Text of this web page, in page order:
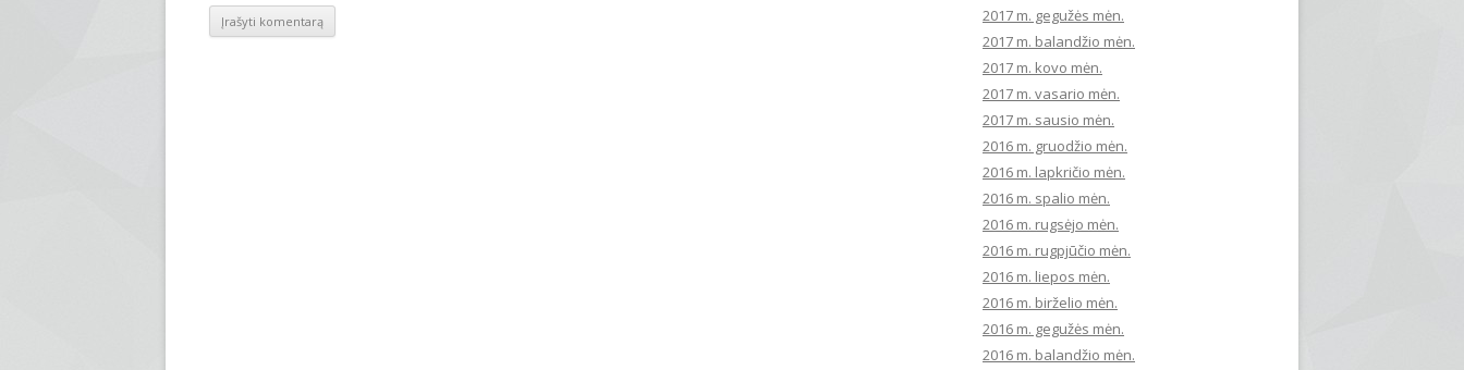
2017 m. gegužės mėn.
2017 m. balandžio mėn.
2017 m. kovo mėn.
2017 m. vasario mėn.
2017 m. sausio mėn.
2016 m. gruodžio mėn.
2016 m. lapkričio mėn.
2016 m. spalio mėn.
2016 m. rugsėjo mėn.
2016 m. rugpjūčio mėn.
2016 m. liepos mėn.
2016 m. birželio mėn.
2016 m. gegužės mėn.
2016 m. balandžio mėn.